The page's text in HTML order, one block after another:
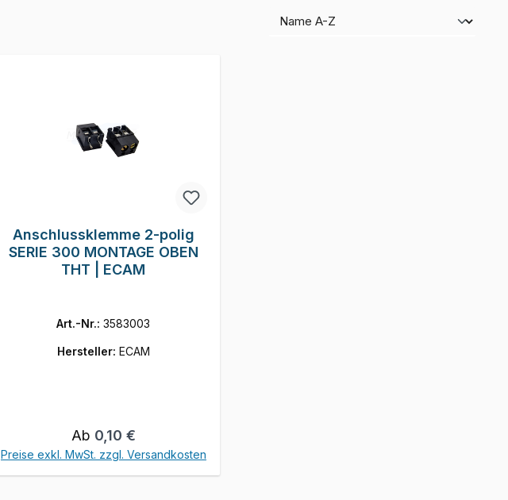
Anschlussklemme 2-polig
SERIE 300 MONTAGE OBEN
THT | ECAM
Art.-Nr.:3583003
Hersteller: ECAM
Regulärer Preis:
Ab 0,10 €
Preise exkl. MwSt. zzgl. Versandkosten